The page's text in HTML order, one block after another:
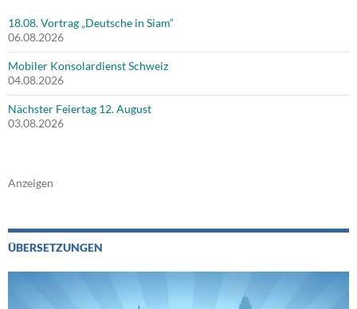
18.08. Vortrag „Deutsche in Siam“
06.08.2026
Mobiler Konsolardienst Schweiz
04.08.2026
Nächster Feiertag 12. August
03.08.2026
Anzeigen
ÜBERSETZUNGEN